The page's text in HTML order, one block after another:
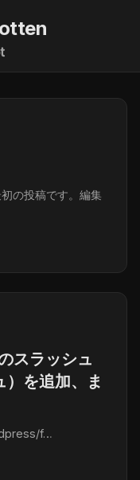
の投稿です。編集
スラッシュ
）を追加、ま
f…